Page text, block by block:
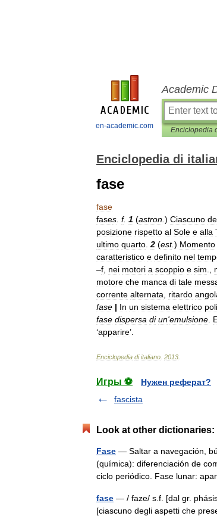
en-academic.com
Academic
Enciclopedia
Enciclopedia di
fase
fase
fases f. 1 (astron ) Ciascuno
posizione rispetto al Sole e alla
ultimo quarto 2 (est.) Momento
caratteristico e definito nel
–f nei motori a scoppio e sim
motore che manca di tale
corrente alternata ritardo
fase | In un sistema elettrico
fase dispersa di un'emulsione
‘apparire’.
Enciclopedia di italiano 2013
Игры ⚽
Нужен реферат?
fascista
Look at other dictionaries:
Fase — Saltar a navegación,
(química): diferenciación de
ciclo periódico. Fase lunar:
fase — / faze/ s.f. [dal gr.
[ciascuno degli aspetti che